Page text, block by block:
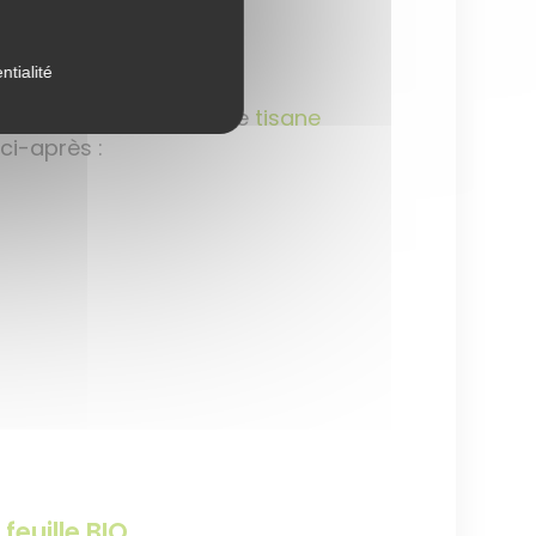
encore besoin d’une tisane
après :